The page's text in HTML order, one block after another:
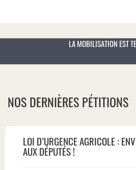
LA MOBILISATION EST
NOS DERNIÈRES PÉTITIONS
LOI D’URGENCE AGRICOLE :
AUX DÉPUTÉS !